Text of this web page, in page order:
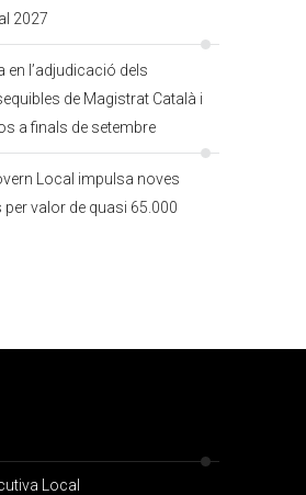
2027
en l’adjudicació dels
de Magistrat Català i
a finals de setembre
Local impulsa noves
valor de quasi 65.000
Local